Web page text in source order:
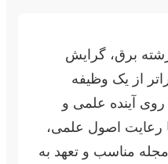
برق، گرایش
از یک وظیفه
روی آینده علمی و
اصول علمی،
مناسب و تعهد به